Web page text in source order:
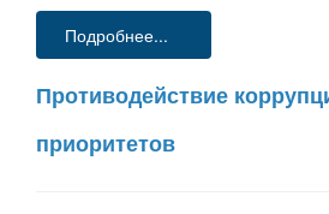
Подробнее...
Противодействие
приоритетов